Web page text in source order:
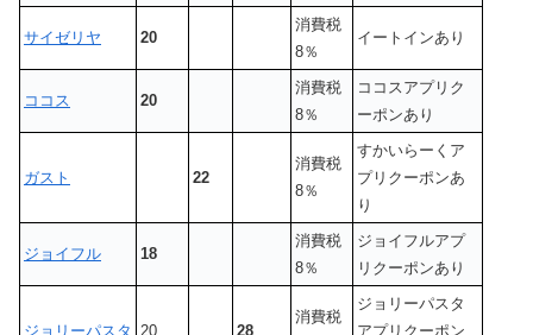
サイゼリヤ 20
消費税
8％
イートインあり
ココス 20
消費税
8％
ココスアプリク
ーポンあり
ガスト 22
消費税
8％
すかいらーくア
プリクーポンあ
り
ジョイフル 18
消費税
8％
ジョイフルアプ
リクーポンあり
ジョリーパスタ 20 28
消費税
ジョリーパスタ
アプリクーポン